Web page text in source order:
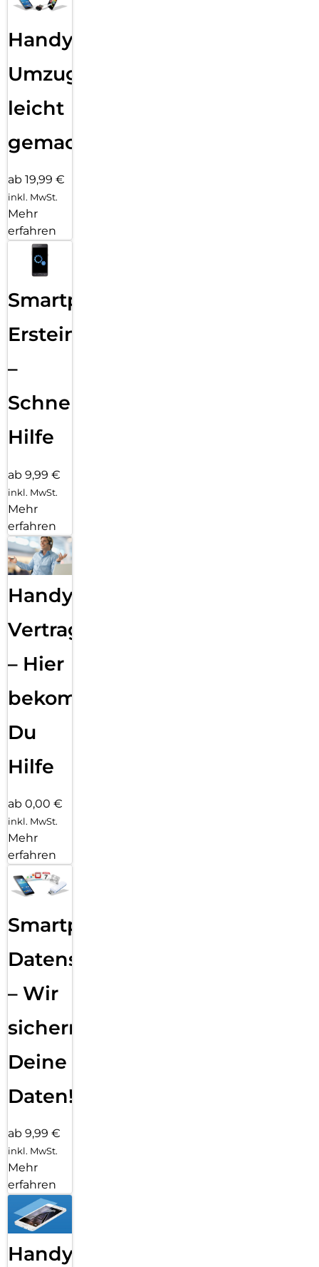
Handy
Umzug
leicht
gemacht!
ab 19,99 €
inkl. MwSt.
Mehr
erfahren
Smartphone
Ersteinrichtung
–
Schnelle
Hilfe
ab 9,99 €
inkl. MwSt.
Mehr
erfahren
Handy
Vertragsabwicklung
– Hier
bekommst
Du
Hilfe
ab 0,00 €
inkl. MwSt.
Mehr
erfahren
Smartphone
Datensicherung
– Wir
sichern
Deine
Daten!
ab 9,99 €
inkl. MwSt.
Mehr
erfahren
Handy